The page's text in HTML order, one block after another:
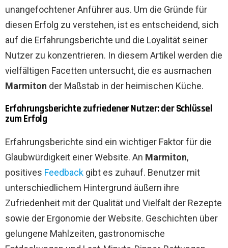
unangefochtener Anführer aus. Um die Gründe für
diesen Erfolg zu verstehen, ist es entscheidend, sich
auf die Erfahrungsberichte und die Loyalität seiner
Nutzer zu konzentrieren. In diesem Artikel werden die
vielfältigen Facetten untersucht, die es ausmachen
Marmiton der Maßstab in der heimischen Küche.
Erfahrungsberichte zufriedener Nutzer: der Schlüssel
zum Erfolg
Erfahrungsberichte sind ein wichtiger Faktor für die
Glaubwürdigkeit einer Website. An Marmiton,
positives Feedback gibt es zuhauf. Benutzer mit
unterschiedlichem Hintergrund äußern ihre
Zufriedenheit mit der Qualität und Vielfalt der Rezepte
sowie der Ergonomie der Website. Geschichten über
gelungene Mahlzeiten, gastronomische